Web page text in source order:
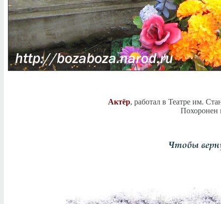
Актёр, работал в Театре им.
Похоронен